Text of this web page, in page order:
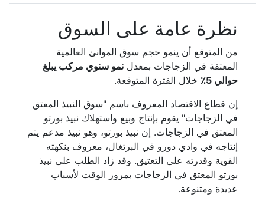
نظرة عامة على السوق
من المتوقع أن ينمو حجم سوق الموانئ العالمية
المعتقة في الزجاجات بمعدل نمو سنوي مركب يبلغ
حوالي 5٪
خلال الفترة المتوقعة.
إن قطاع الاقتصاد المعروف باسم "سوق النبيذ المعتق
في الزجاجات" يقوم بإنتاج وبيع واستهلاك نبيذ بورتو
المعتق في الزجاجات. إن نبيذ بورتو، وهو نبيذ مدعم يتم
إنتاجه في وادي دورو في البرتغال، معروف بنكهته
القوية وقدرته على التعتيق. وقد زاد الطلب على نبيذ
بورتو المعتق في الزجاجات بمرور الوقت لأسباب
عديدة ومتنوعة.